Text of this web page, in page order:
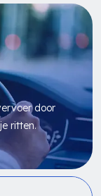
door
ritten.